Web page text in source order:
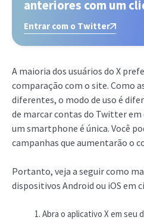
anteriores com um
Entrar com o Twitter
A maioria dos usuários do X
comparação com o site. Como
diferentes, o modo de uso é
de marcar contas do Twitter em
um smartphone é única. Você
campanhas que aumentarão o
Portanto, veja a seguir como
dispositivos Android ou iOS em
Abra o aplicativo X em seu